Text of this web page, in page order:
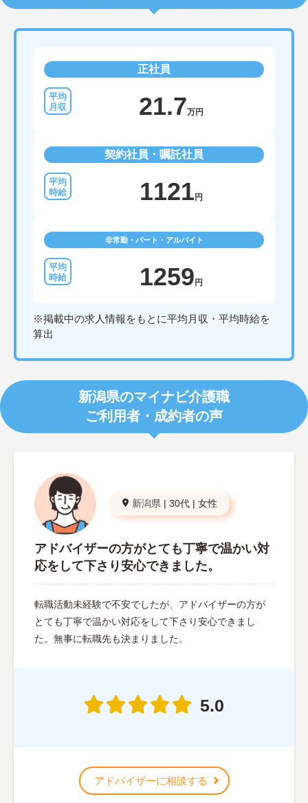
正社員
21.7万円
契約社員・嘱託社員
1121 円
非常勤・パート・アルバイト
1259 円
※掲載中の求人情報をもとに平均月収・平均時給を
算出
新潟県のマイナビ介護職
ご利用者・成約者の声
新潟県 | 30代 | 女性
アドバイザーの方がとても丁寧で温かい対
応をして下さり安心できました。
転職活動未経験で不安でしたが、アドバイザーの方が
とても丁寧で温かい対応をして下さり安心できまし
た。無事に転職先も決まりました。
5.0
アドバイザーに相談する